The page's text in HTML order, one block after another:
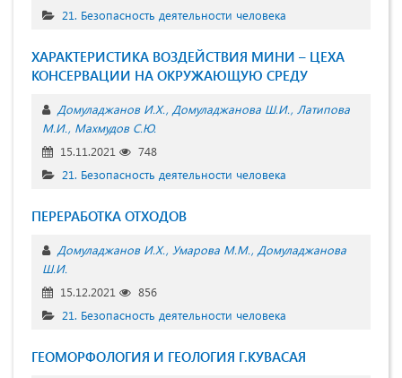
21. Безопасность деятельности человека
ХАРАКТЕРИСТИКА ВОЗДЕЙСТВИЯ МИНИ – ЦЕХА
КОНСЕРВАЦИИ НА ОКРУЖАЮЩУЮ СРЕДУ
Домуладжанов И.Х. Домуладжанова Ш.И. Латипова
М.И. Махмудов С.Ю.
15.11.2021
748
21. Безопасность деятельности человека
ПЕРЕРАБОТКА ОТХОДОВ
Домуладжанов И.Х. Умарова М.М. Домуладжанова
Ш.И.
15.12.2021
856
21. Безопасность деятельности человека
ГЕОМОРФОЛОГИЯ И ГЕОЛОГИЯ Г.КУВАСАЯ